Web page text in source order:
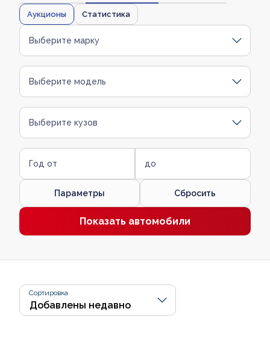
Аукционы Статистика
Выберите марку
Выберите модель
Выберите кузов
Год от до
Параметры Сбросить
Показать автомобили
Сортировка